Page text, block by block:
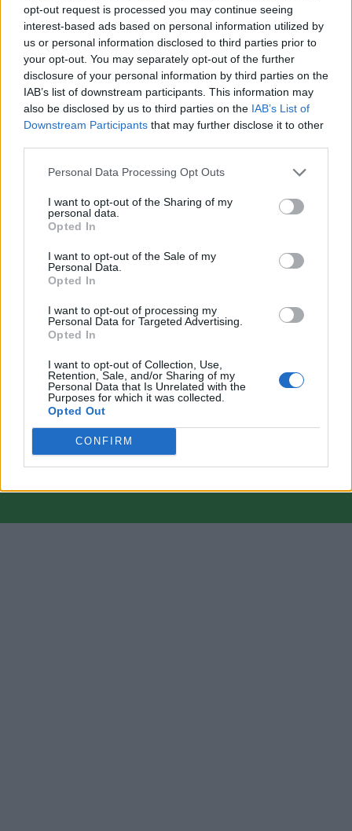
opt-out request is processed you may continue seeing
interest-based ads based on personal information utilized by
us or personal information disclosed to third parties prior to
your opt-out. You may separately opt-out of the further
disclosure of your personal information by third parties on the
IAB’s list of downstream participants. This information may
also be disclosed by us to third parties on the IAB’s List of
Downstream Participants that may further disclose it to other
Personal Data Processing Opt Outs
I want to opt-out of the Sharing of my
personal data.
Opted In
I want to opt-out of the Sale of my
Personal Data.
Opted In
I want to opt-out of processing my
Personal Data for Targeted Advertising.
Opted In
I want to opt-out of Collection, Use,
Retention, Sale, and/or Sharing of my
Personal Data that Is Unrelated with the
Purposes for which it was collected.
Opted Out
CONFIRM
VAI ALLA VERSIONE CLASSICA
Alcune foto (screenshot) ed articoli presenti su "Calciomercato Magazine" sono in parte
giunti da internet, in quanto arrivati alla nostra attenzione attraverso regolari
comunicati stampa con immagini e testi allegati ed autorizzati alla pubblicazione, e
quindi valutati di pubblico dominio. Se i soggetti o gli autori avessero qualcosa in
contrario alla pubblicazione, non avranno che da segnalarlo alla redazione (indirizzo
redazione@napolimagazine.com
"Calciomercato Magazine" non è una testata giornalistica, ma un sito di informazione di
proprietà di Napoli Magazine.